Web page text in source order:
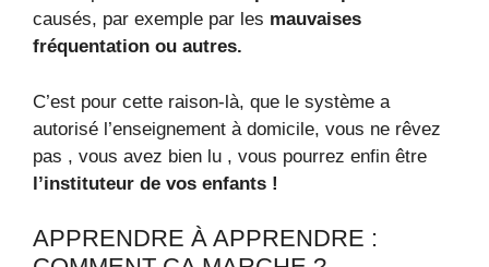
causés, par exemple par les mauvaises
fréquentation ou autres.
C’est pour cette raison-là, que le système a
autorisé l’enseignement à domicile, vous ne rêvez
pas , vous avez bien lu , vous pourrez enfin être
l’instituteur de vos enfants !
APPRENDRE À APPRENDRE :